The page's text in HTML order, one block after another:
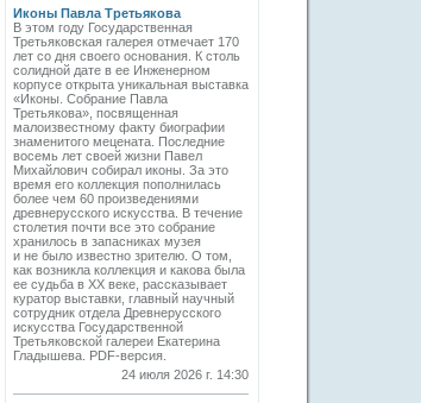
Иконы Павла Третьякова
В этом году Государственная
Третьяковская галерея отмечает 170
лет со дня своего основания. К столь
солидной дате в ее Инженерном
корпусе открыта уникальная выставка
«Иконы. Собрание Павла
Третьякова», посвященная
малоизвестному факту биографии
знаменитого мецената. Последние
восемь лет своей жизни Павел
Михайлович собирал иконы. За это
время его коллекция пополнилась
более чем 60 произведениями
древнерусского искусства. В течение
столетия почти все это собрание
хранилось в запасниках музея
и не было известно зрителю. О том,
как возникла коллекция и какова была
ее судьба в ХХ веке, рассказывает
куратор выставки, главный научный
сотрудник отдела Древнерусского
искусства Государственной
Третьяковской галереи Екатерина
Гладышева. PDF-версия.
24 июля 2026 г. 14:30